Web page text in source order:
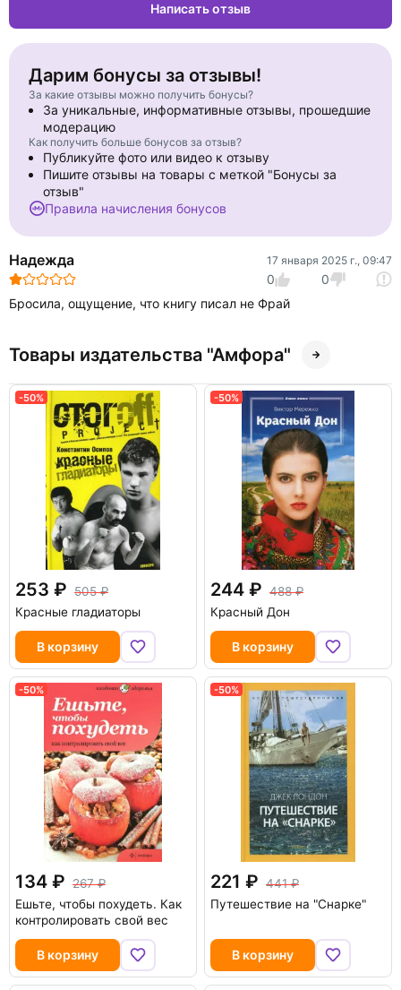
Написать отзыв
Дарим бонусы за отзывы!
За какие отзывы можно получить бонусы?
За уникальные, информативные отзывы, прошедшие
модерацию
Как получить больше бонусов за отзыв?
Публикуйте фото или видео к отзыву
Пишите отзывы на товары с меткой "Бонусы за
отзыв"
Правила начисления бонусов
Надежда 17 января 2025 г., 09:47
0
0
Бросила, ощущение, что книгу писал не Фрай
Товары издательства "Амфора"
-50%
253
505
Красные гладиаторы
В корзину
-50%
244
488
Красный Дон
В корзину
-50%
134
267
Ешьте, чтобы похудеть. Как
контролировать свой вес
В корзину
-50%
221
441
Путешествие на "Снарке"
В корзину